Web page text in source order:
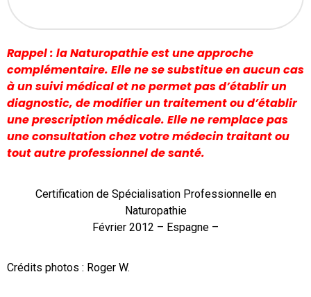
Rappel : la Naturopathie est une approche
complémentaire. Elle ne se substitue en aucun cas
à un suivi médical et ne permet pas d’établir un
diagnostic, de modifier un traitement ou d’établir
une prescription médicale. Elle ne remplace pas
une consultation chez votre médecin traitant ou
tout autre professionnel de santé.
Certification de Spécialisation Professionnelle en
Naturopathie
Février 2012 – Espagne –
Crédits photos : Roger W.